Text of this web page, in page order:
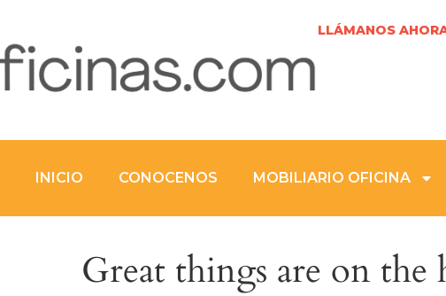
LLÁMANOS
INICIO CONOCENOS MOBILIARIO OFICINA
Great things are on the